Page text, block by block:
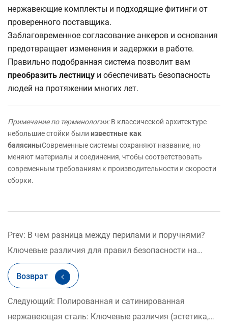
нержавеющие комплекты и подходящие фитинги от
проверенного поставщика.
Заблаговременное согласование анкеров и основания
предотвращает изменения и задержки в работе.
Правильно подобранная система позволит вам
преобразить лестницу и обеспечивать безопасность
людей на протяжении многих лет.
Примечание по терминологии:В классической архитектуре
небольшие стойки были известные как
балясиныСовременные системы сохраняют название, но
меняют материалы и соединения, чтобы соответствовать
современным требованиям к производительности и скорости
сборки.
Prev: В чем разница между перилами и поручнями?
Ключевые различия для правил безопасности на
лестницах и ограждениях
Возврат
Следующий: Полированная и сатинированная
нержавеющая сталь: Ключевые различия (эстетика,